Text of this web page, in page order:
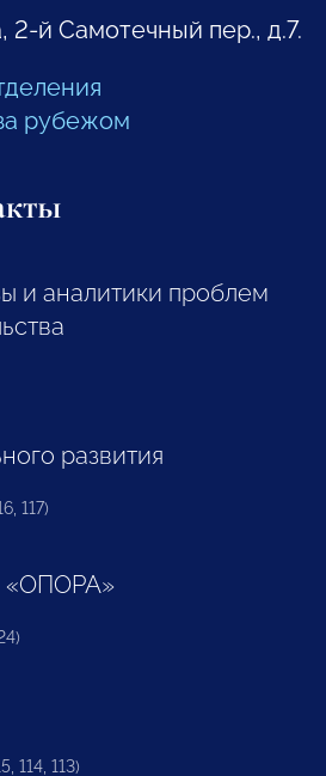
2-й Самотечный пер., д.7.
рубежом
и аналитики проблем
развития
117)
«ОПОРА»
114, 113)